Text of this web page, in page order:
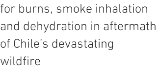
for burns, smoke inhalation
and dehydration in aftermath
of Chile’s devastating
wildfire